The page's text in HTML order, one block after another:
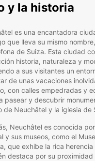
y la historia
es una encantadora
que lleva su mismo
de Suiza. Esta ciudad
historia, naturaleza y
a sus visitantes un
de unas vacaciones
con calles empedradas y
pasear y descubrir
de Neuchâtel y la iglesia de
Neuchâtel es conocida
y sus museos, como el
que exhibe la rica
destaca por su proximidad